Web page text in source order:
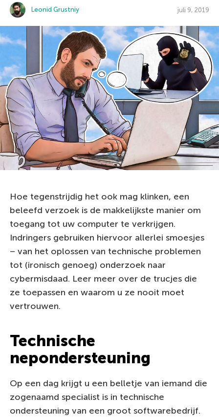
Leonid Grustniy juli 9, 2019
Hoe tegenstrijdig het ook mag klinken, een
beleefd verzoek is de makkelijkste manier om
toegang tot uw computer te verkrijgen.
Indringers gebruiken hiervoor allerlei smoesjes
– van het oplossen van technische problemen
tot (ironisch genoeg) onderzoek naar
cybermisdaad. Leer meer over de trucjes die
ze toepassen en waarom u ze nooit moet
vertrouwen.
Technische
nepondersteuning
Op een dag krijgt u een belletje van iemand die
zogenaamd specialist is in technische
ondersteuning van een groot softwarebedrijf.